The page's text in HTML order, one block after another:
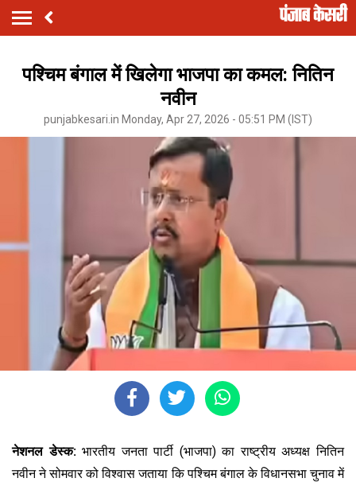
पश्चिम बंगाल में खिलेगा भाजपा का कमल: नितिन
नवीन
punjabkesari.in Monday, Apr 27, 2026 - 05:51 PM (IST)
नेशनल डेस्क:भारतीय जनता पार्टी (भाजपा) का राष्ट्रीय अध्यक्ष नितिन
नवीन ने सोमवार को विश्वास जताया कि पश्चिम बंगाल के विधानसभा चुनाव में